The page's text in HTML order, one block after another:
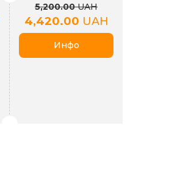
5,200.00UAH
4,420.00 UAH
Инфо